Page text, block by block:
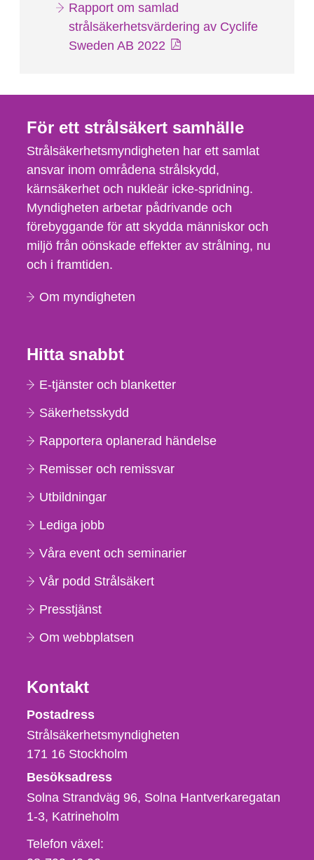
Rapport om samlad
strålsäkerhetsvärdering av Cyclife
Sweden AB 2022
För ett strålsäkert samhälle
Strålsäkerhetsmyndigheten har ett samlat
ansvar inom områdena strålskydd,
kärnsäkerhet och nukleär icke-spridning.
Myndigheten arbetar pådrivande och
förebyggande för att skydda människor och
miljö från oönskade effekter av strålning, nu
och i framtiden.
Om myndigheten
Hitta snabbt
E-tjänster och blanketter
Säkerhetsskydd
Rapportera oplanerad händelse
Remisser och remissvar
Utbildningar
Lediga jobb
Våra event och seminarier
Vår podd Strålsäkert
Presstjänst
Om webbplatsen
Kontakt
Strålsäkerhetsmyndigheten
Postadress
Strålsäkerhetsmyndigheten
171 16 Stockholm
Besöksadress
Solna Strandväg 96, Solna Hantverkaregatan
1-3 Katrineholm
Telefon,
Telefon växel: